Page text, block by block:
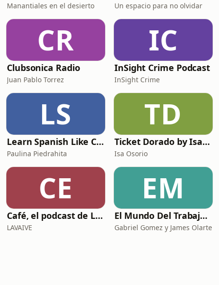
Manantiales en el desierto Un espacio para no olvidar
CR
Clubsonica Radio
Juan Pablo Torrez
IC
InSight Crime Podcast
InSight Crime
LS
Learn Spanish Like Crazy Podcast
Paulina Piedrahita
TD
Ticket Dorado by Isa Osorio
Isa Osorio
CE
Café, el podcast de Lavaive
LAVAIVE
EM
El Mundo Del Trabajo y la bioética laboral
Gabriel Gomez y James Olarte